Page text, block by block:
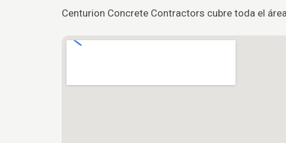
Centurion Concrete Contractors cubre toda el